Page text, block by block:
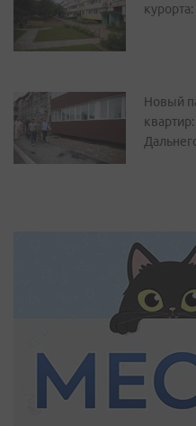
Новый